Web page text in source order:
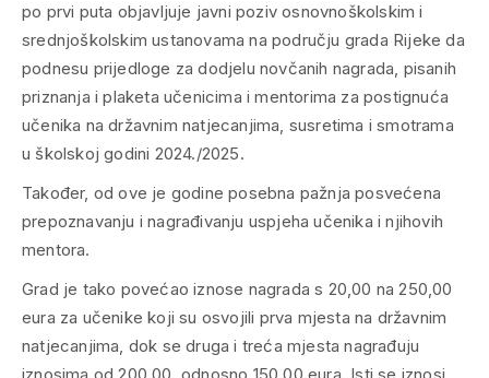
po prvi puta objavljuje javni poziv osnovnoškolskim i
srednjoškolskim ustanovama na području grada Rijeke da
podnesu prijedloge za dodjelu novčanih nagrada, pisanih
priznanja i plaketa učenicima i mentorima za postignuća
učenika na državnim natjecanjima, susretima i smotrama
u školskoj godini 2024./2025.
Također, od ove je godine posebna pažnja posvećena
prepoznavanju i nagrađivanju uspjeha učenika i njihovih
mentora.
Grad je tako povećao iznose nagrada s 20,00 na 250,00
eura za učenike koji su osvojili prva mjesta na državnim
natjecanjima, dok se druga i treća mjesta nagrađuju